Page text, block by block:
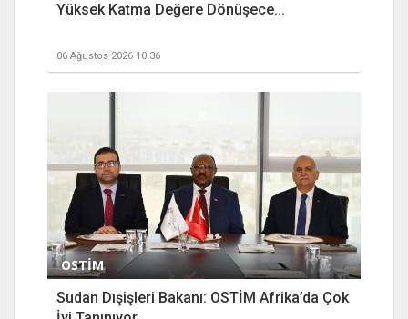
Yüksek Katma Değere Dönüşece...
06 Ağustos 2026 10:36
OSTİM
Sudan Dışişleri Bakanı: OSTİM Afrika’da Çok